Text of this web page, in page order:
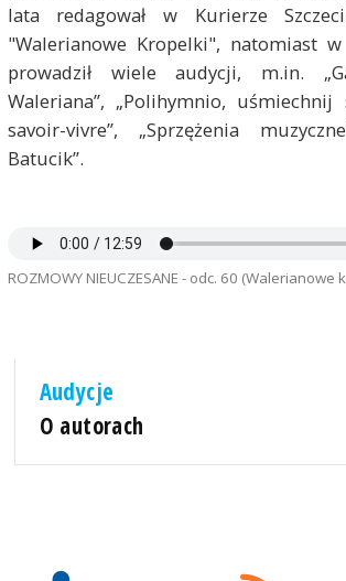
lata redagował w Kurierze
"Walerianowe Kropelki", natomiast w
prowadził wiele audycji, m.in.
Waleriana”, „Polihymnio, uśmiechnij
savoir-vivre”, „Sprzężenia
Batucik”.
ROZMOWY NIEUCZESANE - odc. 60 (Walerianowe
Audycje
O autorach